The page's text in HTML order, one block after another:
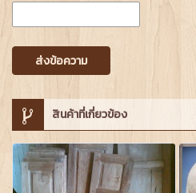
ส่งข้อความ
สินค้าที่เกี่ยวข้อง